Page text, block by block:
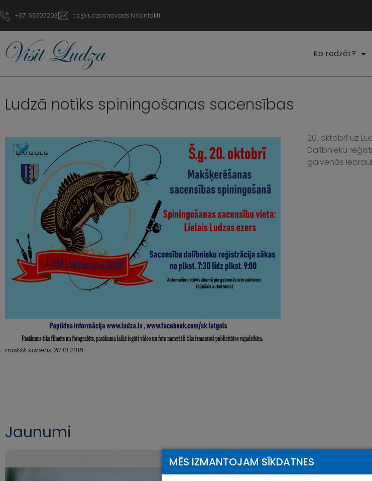
+371 65707203 tic@ludzasnovads.lvKontakti
Ko redzēt?
Ludzā notiks spiningošanas sacensības
makšk.sacens.20.10.2018.
20. oktobrī uz
Dalībnieku
galvenās
Jaunumi
MĒS IZMANTOJAM SĪKDATNES